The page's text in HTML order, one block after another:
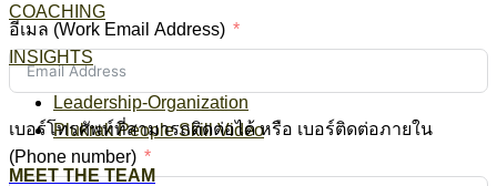
อีเมล (Work Email Address)
เบอร์โทรศัพท์ที่สามารถติดต่อได้ หรือ เบอร์ติดต่อภายใน
(Phone number)
COACHING
INSIGHTS
Leadership-Organization
Plukrak People Skill Video
MEET THE TEAM